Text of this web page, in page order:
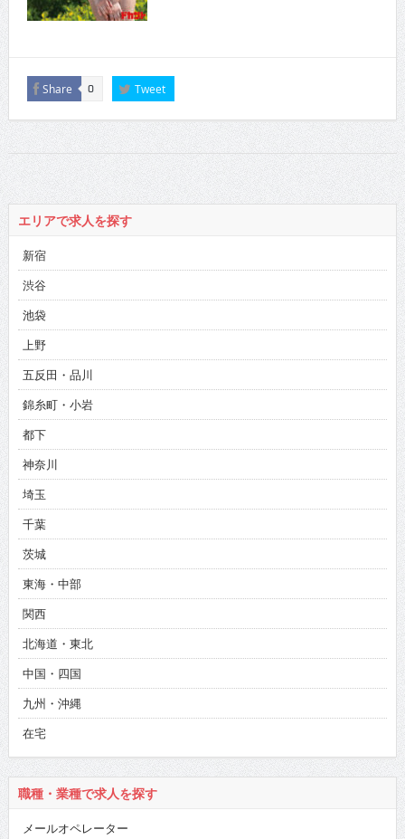
Share 0 Tweet
エリアで求人を探す
新宿
渋谷
池袋
上野
五反田・品川
錦糸町・小岩
都下
神奈川
埼玉
千葉
茨城
東海・中部
関西
北海道・東北
中国・四国
九州・沖縄
在宅
職種・業種で求人を探す
メールオペレーター